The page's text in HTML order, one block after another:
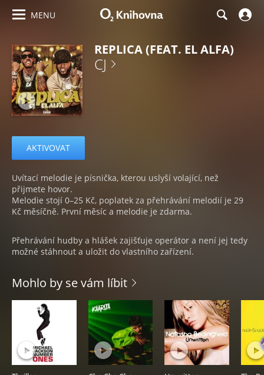
MENU
REPLICA (FEAT. EL ALFA)
CJ
AKTIVOVAT
Uvítací melodie je písnička, kterou uslyší volající, než
přijmete hovor.
Melodie stojí 0–25 Kč, poplatek za přehrávání melodií je 29
Kč měsíčně. První měsíc a melodie je zdarma.
Přehrávání hudby a hlášek zajišťuje operátor a není jej tedy
možné stáhnout a uložit do vlastního zařízení.
Mohlo by se vám líbit